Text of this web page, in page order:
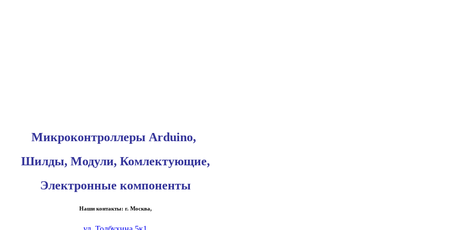
Микроконтроллеры Arduino,
Шилды, Модули, Комлектующие,
Электронные компоненты
Наши контакты: г. Москва,